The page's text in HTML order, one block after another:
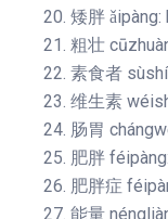
20. 矮胖 ǎipàng:
21. 粗壮
22. 素食者
23. 维生素
24. 肠胃
25. 肥胖
26. 肥胖症
27. 能量